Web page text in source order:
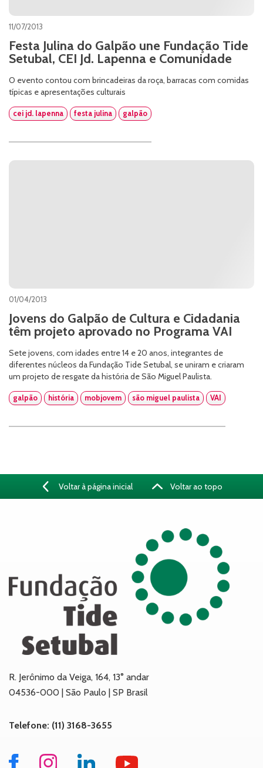
11/07/2013
Festa Julina do Galpão une Fundação Tide
Setubal, CEI Jd. Lapenna e Comunidade
O evento contou com brincadeiras da roça, barracas com comidas
típicas e apresentações culturais
cei jd. lapenna festa julina galpão
01/04/2013
Jovens do Galpão de Cultura e Cidadania
têm projeto aprovado no Programa VAI
Sete jovens, com idades entre 14 e 20 anos, integrantes de
diferentes núcleos da Fundação Tide Setubal, se uniram e criaram
um projeto de resgate da história de São Miguel Paulista.
galpão história mobjovem são miguel paulista VAI
Voltar à página inicial Voltar ao topo
R. Jerônimo da Veiga, 164, 13° andar
04536-000 | São Paulo | SP Brasil
Telefone: (11) 3168-3655